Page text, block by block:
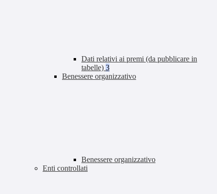
Dati relativi ai premi (da pubblicare in
tabelle) 3
Benessere organizzativo
Benessere organizzativo
Enti controllati